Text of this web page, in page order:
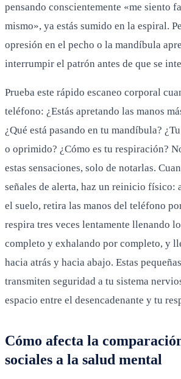
pensando conscientemente «me siento
mismo», ya estás sumido en la espiral.
opresión en el pecho o la mandíbula
interrumpir el patrón antes de que se
Prueba este rápido escaneo corporal
teléfono: ¿Estás apretando las manos
¿Qué está pasando en tu mandíbula?
o oprimido? ¿Cómo es tu respiración?
estas sensaciones, solo de notarlas.
señales de alerta, haz un reinicio físico:
el suelo, retira las manos del teléfono
respira tres veces lentamente llenando
completo y exhalando por completo, y
hacia atrás y hacia abajo. Estas
transmiten seguridad a tu sistema
espacio entre el desencadenante y tu
Cómo afecta la
sociales a la salud mental